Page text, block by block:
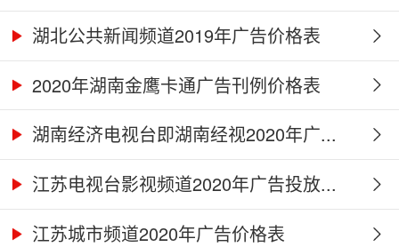
湖北公共新闻频道2019年广告价格表
2020年湖南金鹰卡通广告刊例价格表
湖南经济电视台即湖南经视2020年广...
江苏电视台影视频道2020年广告投放...
江苏城市频道2020年广告价格表